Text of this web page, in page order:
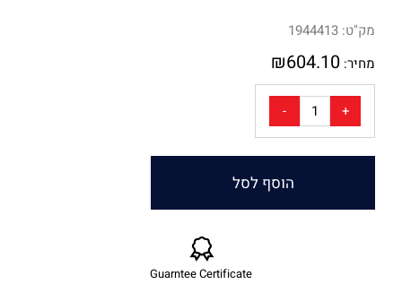
מק"ט: 1944413
מחיר:
₪604.10
הוסף לסל
Guarntee Certificate